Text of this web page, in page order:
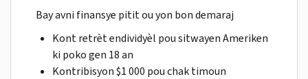
Bay avni finansye pitit ou yon bon demaraj
Kont retrèt endividyèl pou sitwayen Ameriken
ki poko gen 18 an
Kontribisyon $1 000 pou chak timoun